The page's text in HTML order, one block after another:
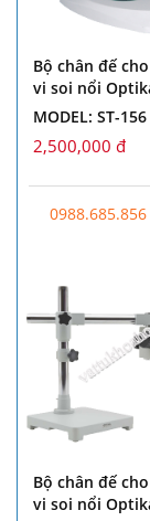
Bộ chân đế
vi soi nổi
MODEL: ST-156
2,500,000 đ
Bộ chân đế
vi soi nổi